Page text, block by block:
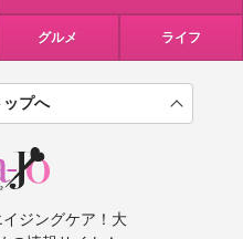
グルメ ライフ
プへ
ジングケア！大